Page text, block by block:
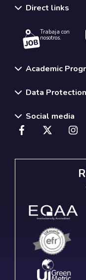
Direct links
Trabaja con
nosotros.
Academic
Data Protection
Social media